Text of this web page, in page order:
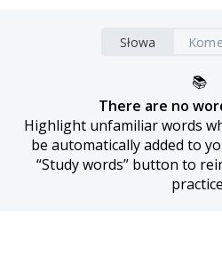
Słowa
📚
There are no
Highlight unfamiliar words
be automatically added to
“Study words” button to